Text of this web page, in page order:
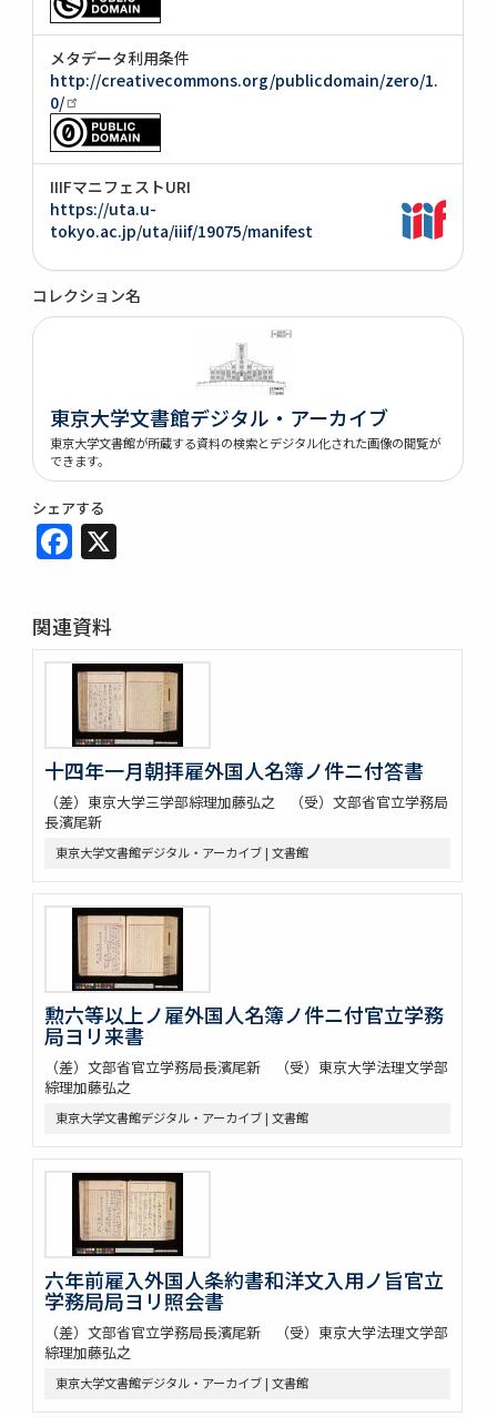
メタデータ利用条件
http://creativecommons.org/publicdomain/zero/1.
0/
IIIFマニフェストURI
https://uta.u-
tokyo.ac.jp/uta/iiif/19075/manifest
コレクション名
東京大学文書館デジタル・アーカイブ
東京大学文書館が所蔵する資料の検索とデジタル化された画像の閲覧が
できます。
シェアする
Facebook
関連資料
十四年一月朝拝雇外国人名簿ノ件ニ付答書
（差）東京大学三学部綜理加藤弘之 （受）文部省官立学務局
長濱尾新
東京大学文書館デジタル・アーカイブ | 文書館
勲六等以上ノ雇外国人名簿ノ件ニ付官立学務
局ヨリ来書
（差）文部省官立学務局長濱尾新 （受）東京大学法理文学部
綜理加藤弘之
東京大学文書館デジタル・アーカイブ | 文書館
六年前雇入外国人条約書和洋文入用ノ旨官立
学務局局ヨリ照会書
（差）文部省官立学務局長濱尾新 （受）東京大学法理文学部
綜理加藤弘之
東京大学文書館デジタル・アーカイブ | 文書館